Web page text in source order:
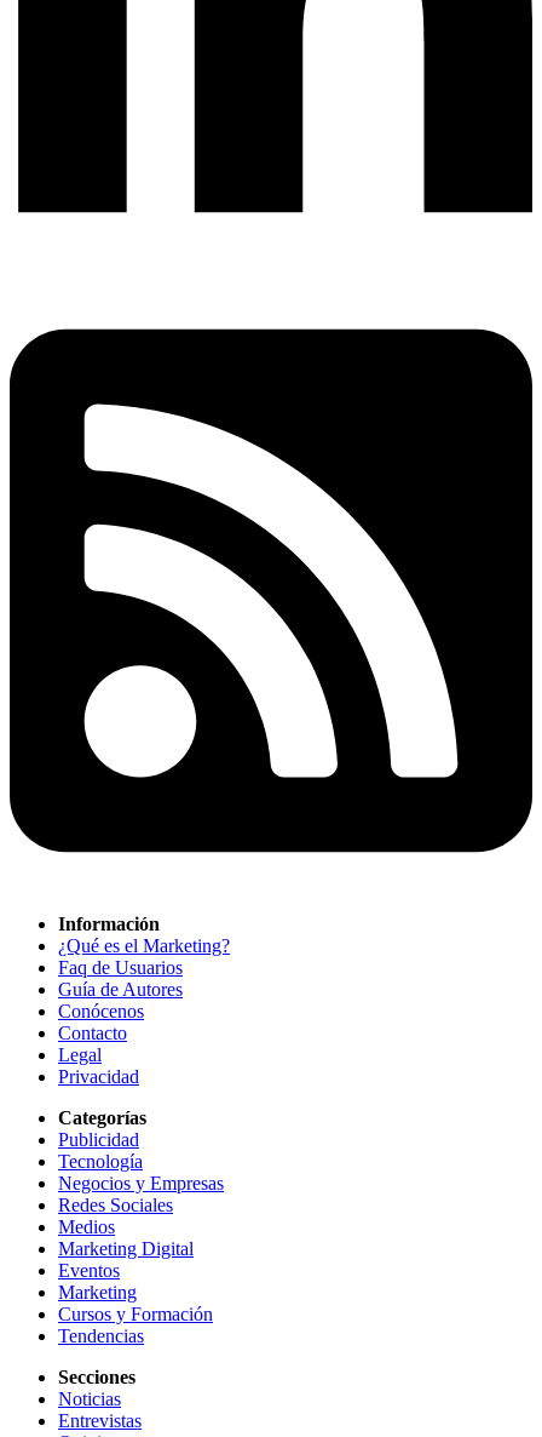
Información
¿Qué es el Marketing?
Faq de Usuarios
Guía de Autores
Conócenos
Contacto
Legal
Privacidad
Categorías
Publicidad
Tecnología
Negocios y Empresas
Redes Sociales
Medios
Marketing Digital
Eventos
Marketing
Cursos y Formación
Tendencias
Secciones
Noticias
Entrevistas